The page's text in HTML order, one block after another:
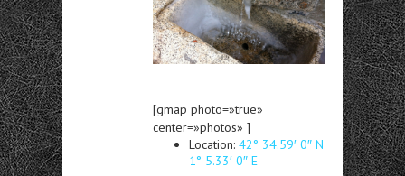
[gmap photo=»true»
center=»photos» ]
Location: 42° 34.59′ 0″ N
1° 5.33′ 0″ E